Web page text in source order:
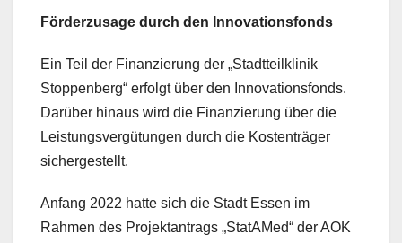
Förderzusage durch den Innovationsfonds
Ein Teil der Finanzierung der „Stadtteilklinik
Stoppenberg“ erfolgt über den Innovationsfonds.
Darüber hinaus wird die Finanzierung über die
Leistungsvergütungen durch die Kostenträger
sichergestellt.
Anfang 2022 hatte sich die Stadt Essen im
Rahmen des Projektantrags „StatAMed“ der AOK